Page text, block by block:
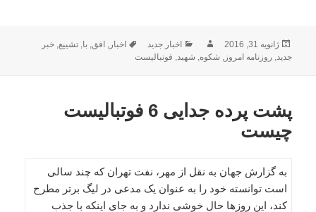
ارسال
شده
ژانویه 31, 2016 نویسندهدسته‌ها
اخبار جدید برچسب‌ها
اخبار, افق,با,تشییع,خبر
جدید, روزنامه امروز, شکوه, شهید, فوتبالیست
پشت پرده جدایی 6 فوتبالیست
چیست
به گزارش جهان به نقل از مهر، نفت تهران که چند سالی
است توانسته خود را به عنوان یک مدعی در لیگ برتر مطرح
کند، این روزها حال خوشی ندارد و به جای اینکه با جذب